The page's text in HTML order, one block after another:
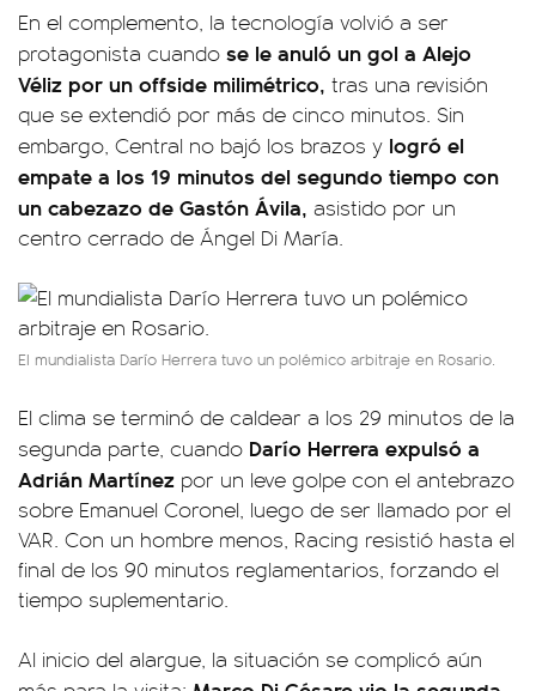
En el complemento, la tecnología volvió a ser
protagonista cuando se le anuló un gol a Alejo
Véliz por un offside milimétrico, tras una revisión
que se extendió por más de cinco minutos. Sin
embargo, Central no bajó los brazos y logró el
empate a los 19 minutos del segundo tiempo con
un cabezazo de Gastón Ávila, asistido por un
centro cerrado de Ángel Di María.
El mundialista Darío Herrera tuvo un polémico arbitraje en Rosario.
El clima se terminó de caldear a los 29 minutos de la
segunda parte, cuando Darío Herrera expulsó a
Adrián Martínez por un leve golpe con el antebrazo
sobre Emanuel Coronel, luego de ser llamado por el
VAR. Con un hombre menos, Racing resistió hasta el
final de los 90 minutos reglamentarios, forzando el
tiempo suplementario.
Al inicio del alargue, la situación se complicó aún